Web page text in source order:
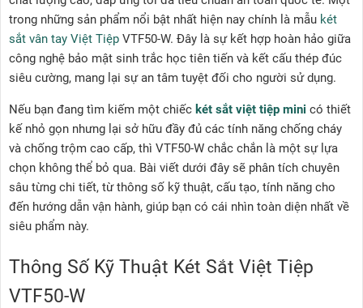
trong những sản phẩm nổi bật nhất hiện nay chính là mẫu két
sắt vân tay Việt Tiệp VTF50-W. Đây là sự kết hợp hoàn hảo giữa
công nghệ bảo mật sinh trắc học tiên tiến và kết cấu thép đúc
siêu cường, mang lại sự an tâm tuyệt đối cho người sử dụng.
Nếu bạn đang tìm kiếm một chiếc két sắt việt tiệp mini có thiết
kế nhỏ gọn nhưng lại sở hữu đầy đủ các tính năng chống cháy
và chống trộm cao cấp, thì VTF50-W chắc chắn là một sự lựa
chọn không thể bỏ qua. Bài viết dưới đây sẽ phân tích chuyên
sâu từng chi tiết, từ thông số kỹ thuật, cấu tạo, tính năng cho
đến hướng dẫn vận hành, giúp bạn có cái nhìn toàn diện nhất về
siêu phẩm này.
Thông Số Kỹ Thuật Két Sắt Việt Tiệp
VTF50-W